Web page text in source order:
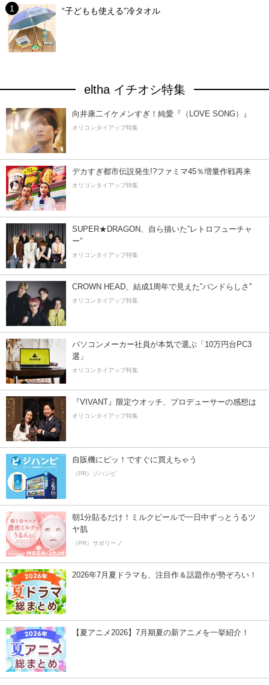
“子どもも使える”冷タオル
eltha イチオシ特集
向井康二イケメンすぎ！純愛『（LOVE SONG）』
オリコンタイアップ特集
デカすぎ都市伝説発生!?ファミマ45％増量作戦再来
オリコンタイアップ特集
SUPER★DRAGON、自ら描いた”レトロフューチャ
ー”
オリコンタイアップ特集
CROWN HEAD、結成1周年で見えた”バンドらしさ”
オリコンタイアップ特集
パソコンメーカー社員が本気で選ぶ「10万円台PC3
選」
オリコンタイアップ特集
『VIVANT』限定ウオッチ、プロデューサーの感想は
オリコンタイアップ特集
自販機にピッ！ですぐに買えちゃう
（PR）ジハンピ
朝1分貼るだけ！ミルクピールで一日中ずっとうるツ
ヤ肌
（PR）サボリーノ
2026年7月夏ドラマも、注目作＆話題作が勢ぞろい！
【夏アニメ2026】7月期夏の新アニメを一挙紹介！